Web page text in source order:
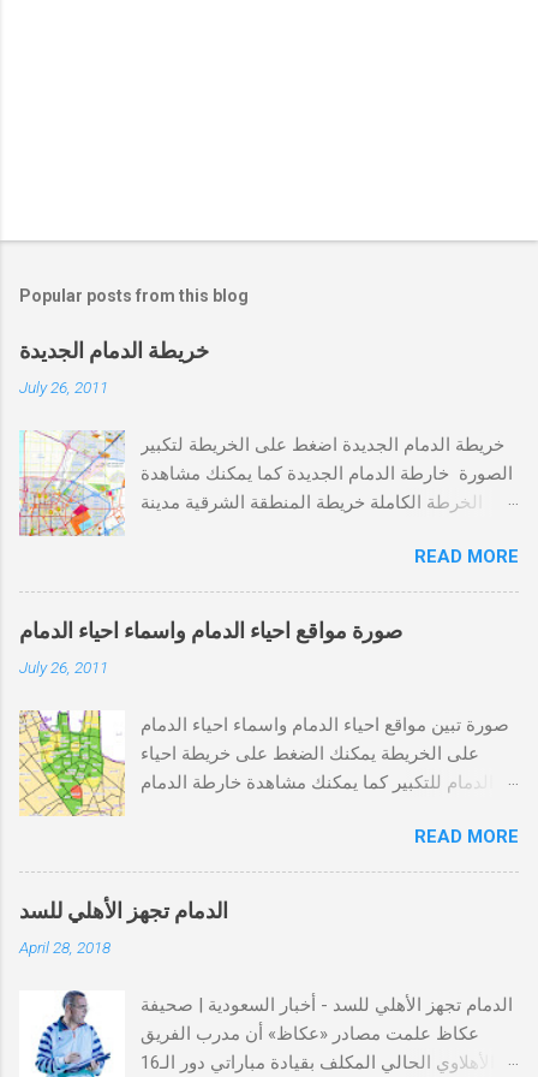
Popular posts from this blog
خريطة الدمام الجديدة
July 26, 2011
خريطة الدمام الجديدة اضغط على الخريطة لتكبير
الصورة خارطة الدمام الجديدة كما يمكنك مشاهدة
الخرطة الكاملة خريطة المنطقة الشرقية مدينة
كاملة اضغط هنا أو يمكنك الضغط على خريطة
احياء الدمام
READ MORE
صورة مواقع احياء الدمام واسماء احياء الدمام
July 26, 2011
صورة تبين مواقع احياء الدمام واسماء احياء الدمام
على الخريطة يمكنك الضغط على خريطة احياء
الدمام للتكبير كما يمكنك مشاهدة خارطة الدمام
READ MORE
الدمام تجهز الأهلي للسد
April 28, 2018
الدمام تجهز الأهلي للسد - أخبار السعودية | صحيفة
عكاظ علمت مصادر «عكاظ» أن مدرب الفريق
الأهلاوي الحالي المكلف بقيادة مباراتي دور الـ16